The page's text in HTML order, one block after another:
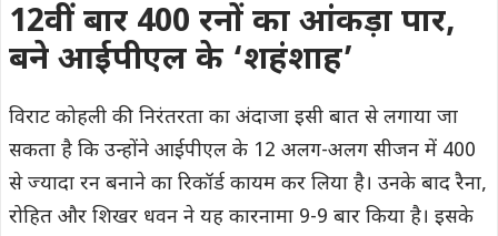
12वीं बार 400 रनों का आंकड़ा पार,
बने आईपीएल के ‘शहंशाह’
विराट कोहली की निरंतरता का अंदाजा इसी बात से लगाया जा
सकता है कि उन्होंने आईपीएल के 12 अलग-अलग सीजन में 400
से ज्यादा रन बनाने का रिकॉर्ड कायम कर लिया है। उनके बाद रैना,
रोहित और शिखर धवन ने यह कारनामा 9-9 बार किया है। इसके